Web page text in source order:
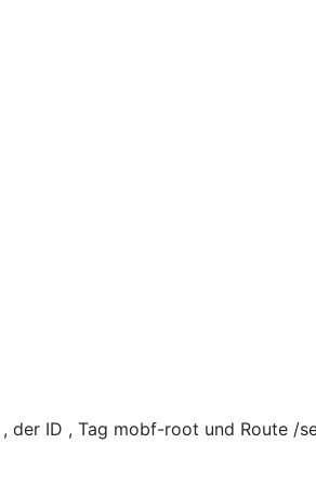
der ID , Tag mobf-root und Route /